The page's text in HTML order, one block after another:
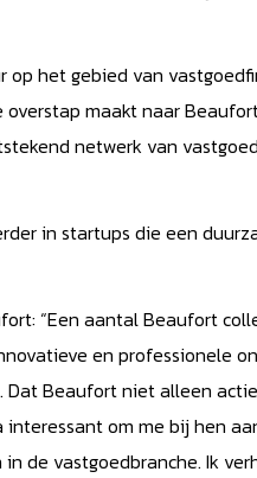
het gebied van
maakt naar
netwerk van
in startups die een
“Een aantal Beaufort
en professionele
Beaufort niet alleen
om me bij hen
de vastgoedbranche. Ik